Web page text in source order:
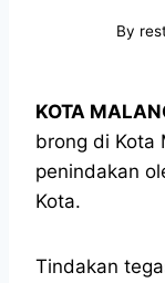
By
KOTA
brong di Kota
penindakan
Kota.
Tindakan